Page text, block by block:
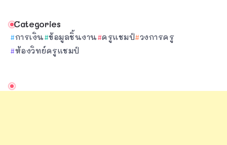
Categories
การเงิน ข้อมูลชิ้นงาน ครูแชมป์ วงการครู
ห้องวิทย์ครูแชมป์